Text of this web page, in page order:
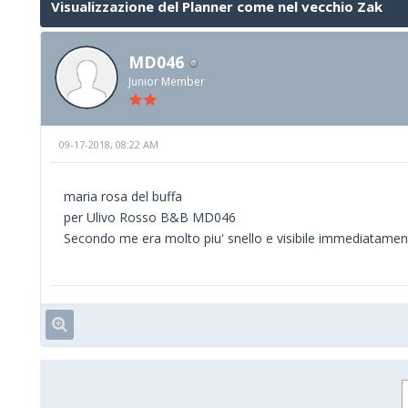
Visualizzazione del Planner come nel vecchio Zak
MD046
Junior Member
09-17-2018, 08:22 AM
maria rosa del buffa
per Ulivo Rosso B&B MD046
Secondo me era molto piu' snello e visibile